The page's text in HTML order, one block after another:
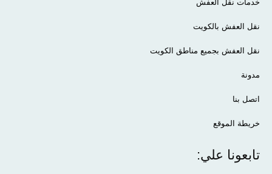
خدمات نقل العفش
نقل العفش بالكويت
نقل العفش بجميع مناطق الكويت
مدونة
اتصل بنا
خريطة الموقع
تابعونا علي: